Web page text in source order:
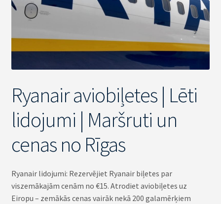
Ryanair aviobiļetes | Lēti
lidojumi | Maršruti un
cenas no Rīgas
Ryanair lidojumi: Rezervējiet Ryanair biļetes par
viszemākajām cenām no €15. Atrodiet aviobiļetes uz
Eiropu – zemākās cenas vairāk nekā 200 galamērķiem